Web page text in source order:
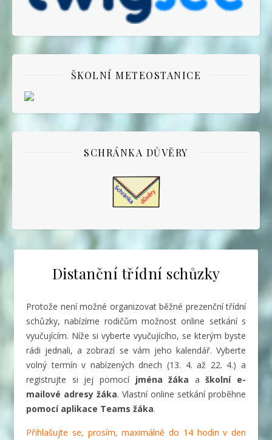
ŠKOLNÍ METEOSTANICE
SCHRÁNKA DŮVĚRY
Distanční třídní schůzky
Protože není možné organizovat běžné prezenční třídní
schůzky, nabízíme rodičům možnost online setkání s
vyučujícím. Níže si vyberte vyučujícího, se kterým byste
rádi jednali, a zobrazí se vám jeho kalendář. Vyberte
volný termín v nabízených dnech (13. 4. až 22. 4.) a
registrujte si jej pomocí jména žáka aškolní e-
mailové adresy žáka. Vlastní online setkání proběhne
pomocí aplikace Teams žáka.
Přihlašujte se, prosím, maximálně do 14 hodin v den